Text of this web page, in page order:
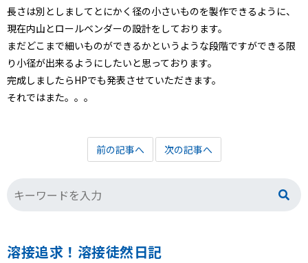
長さは別としましてとにかく径の小さいものを製作できるように、
現在内山とロールベンダーの設計をしております。
まだどこまで細いものができるかというような段階ですができる限
り小径が出来るようにしたいと思っております。
完成しましたらHPでも発表させていただきます。
それではまた。。。
前の記事へ 次の記事へ
溶接追求！溶接徒然日記